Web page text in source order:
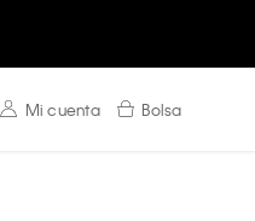
Mi cuenta Bolsa